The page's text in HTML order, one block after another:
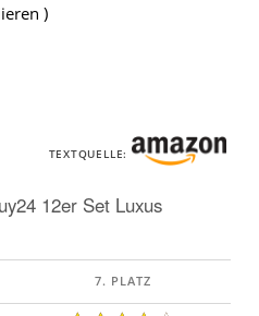
)
TEXTQUELLE:
12er Set Luxus